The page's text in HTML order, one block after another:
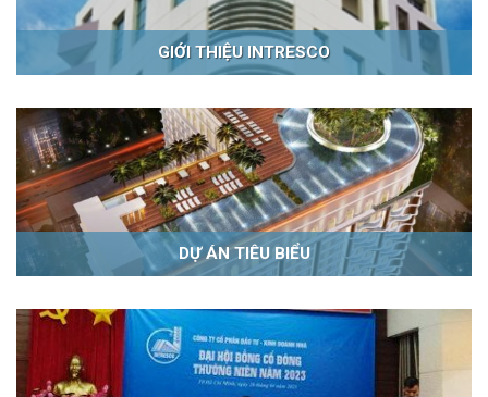
GIỚI THIỆU INTRESCO
DỰ ÁN TIÊU BIỂU